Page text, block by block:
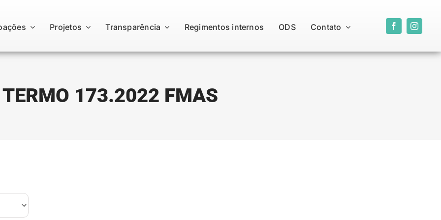
Projetos Transparência Regimentos internos ODS Contato
TERMO 173.2022 FMAS